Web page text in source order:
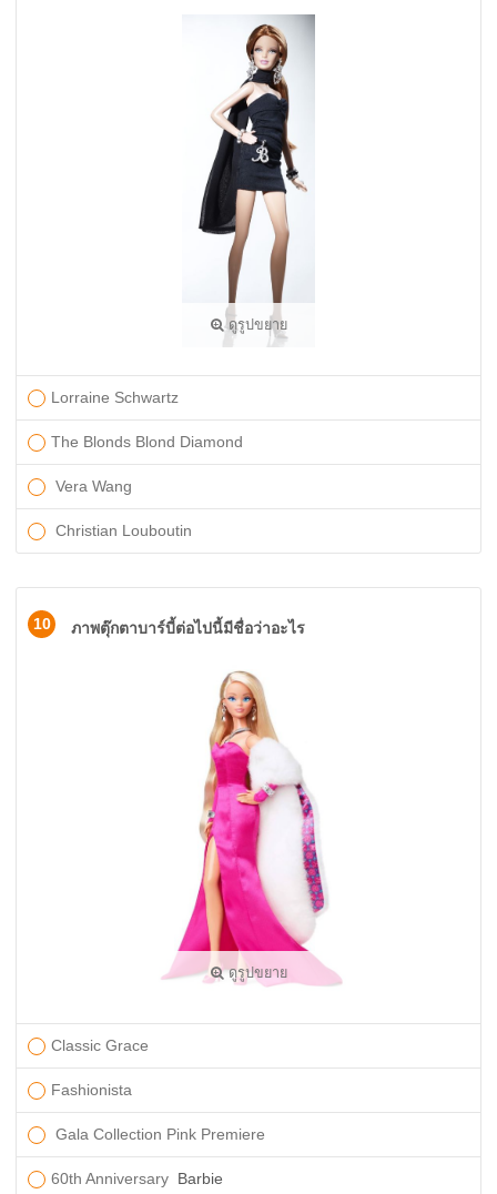
ดูรูปขยาย
Lorraine Schwartz
The Blonds Blond Diamond
Vera Wang
Christian Louboutin
10 ภาพตุ๊กตาบาร์บี้ต่อไปนี้มีชื่อว่าอะไร
ดูรูปขยาย
Classic Grace
Fashionista
Gala Collection Pink Premiere
60th Anniversary Barbie